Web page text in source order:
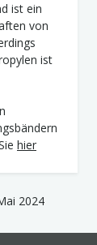
ist ein
von
ist
hier
2024